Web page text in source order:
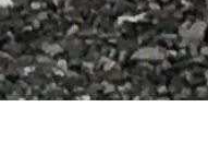
Tu guía personal para
¡Pregúntame sobre
💬